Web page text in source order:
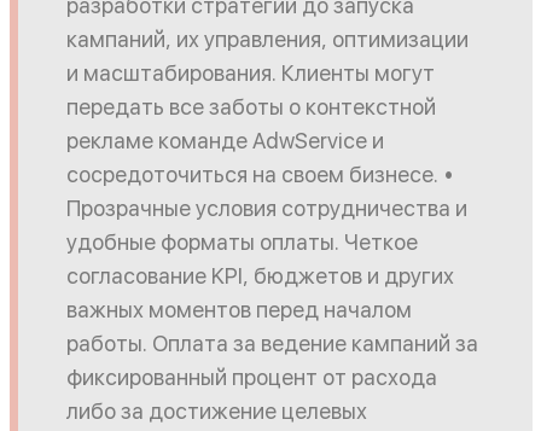
разработки стратегии до запуска
кампаний, их управления, оптимизации
и масштабирования. Клиенты могут
передать все заботы о контекстной
рекламе команде AdwService и
сосредоточиться на своем бизнесе. •
Прозрачные условия сотрудничества и
удобные форматы оплаты. Четкое
согласование KPI, бюджетов и других
важных моментов перед началом
работы. Оплата за ведение кампаний за
фиксированный процент от расхода
либо за достижение целевых